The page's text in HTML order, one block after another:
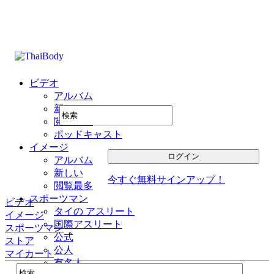
ビデオ
アルバム
新しい
閲覧最多
ポッドキャスト
イメージ
アルバム
新しい
閲覧最多
スポーツマン
タイの アスリート
国際アスリート
公式
公人
有名人
今すぐ無料サインアップ！
ビデオ
イメージ
スポーツマン
ストア
マイカート